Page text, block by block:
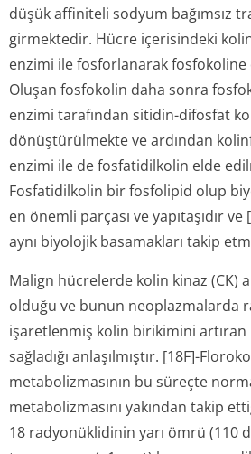
düşük affiniteli sodyum bağımsız
girmektedir. Hücre içerisindeki
enzimi ile fosforlanarak
Oluşan fosfokolin daha sonra
enzimi tarafından sitidin-difosfat
dönüştürülmekte ve ardından
enzimi ile de fosfatidilkolin elde
Fosfatidilkolin bir fosfolipid olup
en önemli parçası ve yapıtaşıdır
aynı biyolojik basamakları takip
Malign hücrelerde kolin kinaz (CK)
olduğu ve bunun neoplazmalarda
işaretlenmiş kolin birikimini
sağladığı anlaşılmıştır. [18F]-
metabolizmasının bu süreçte
metabolizmasını yakından takip
18 radyonüklidinin yarı ömrü (110